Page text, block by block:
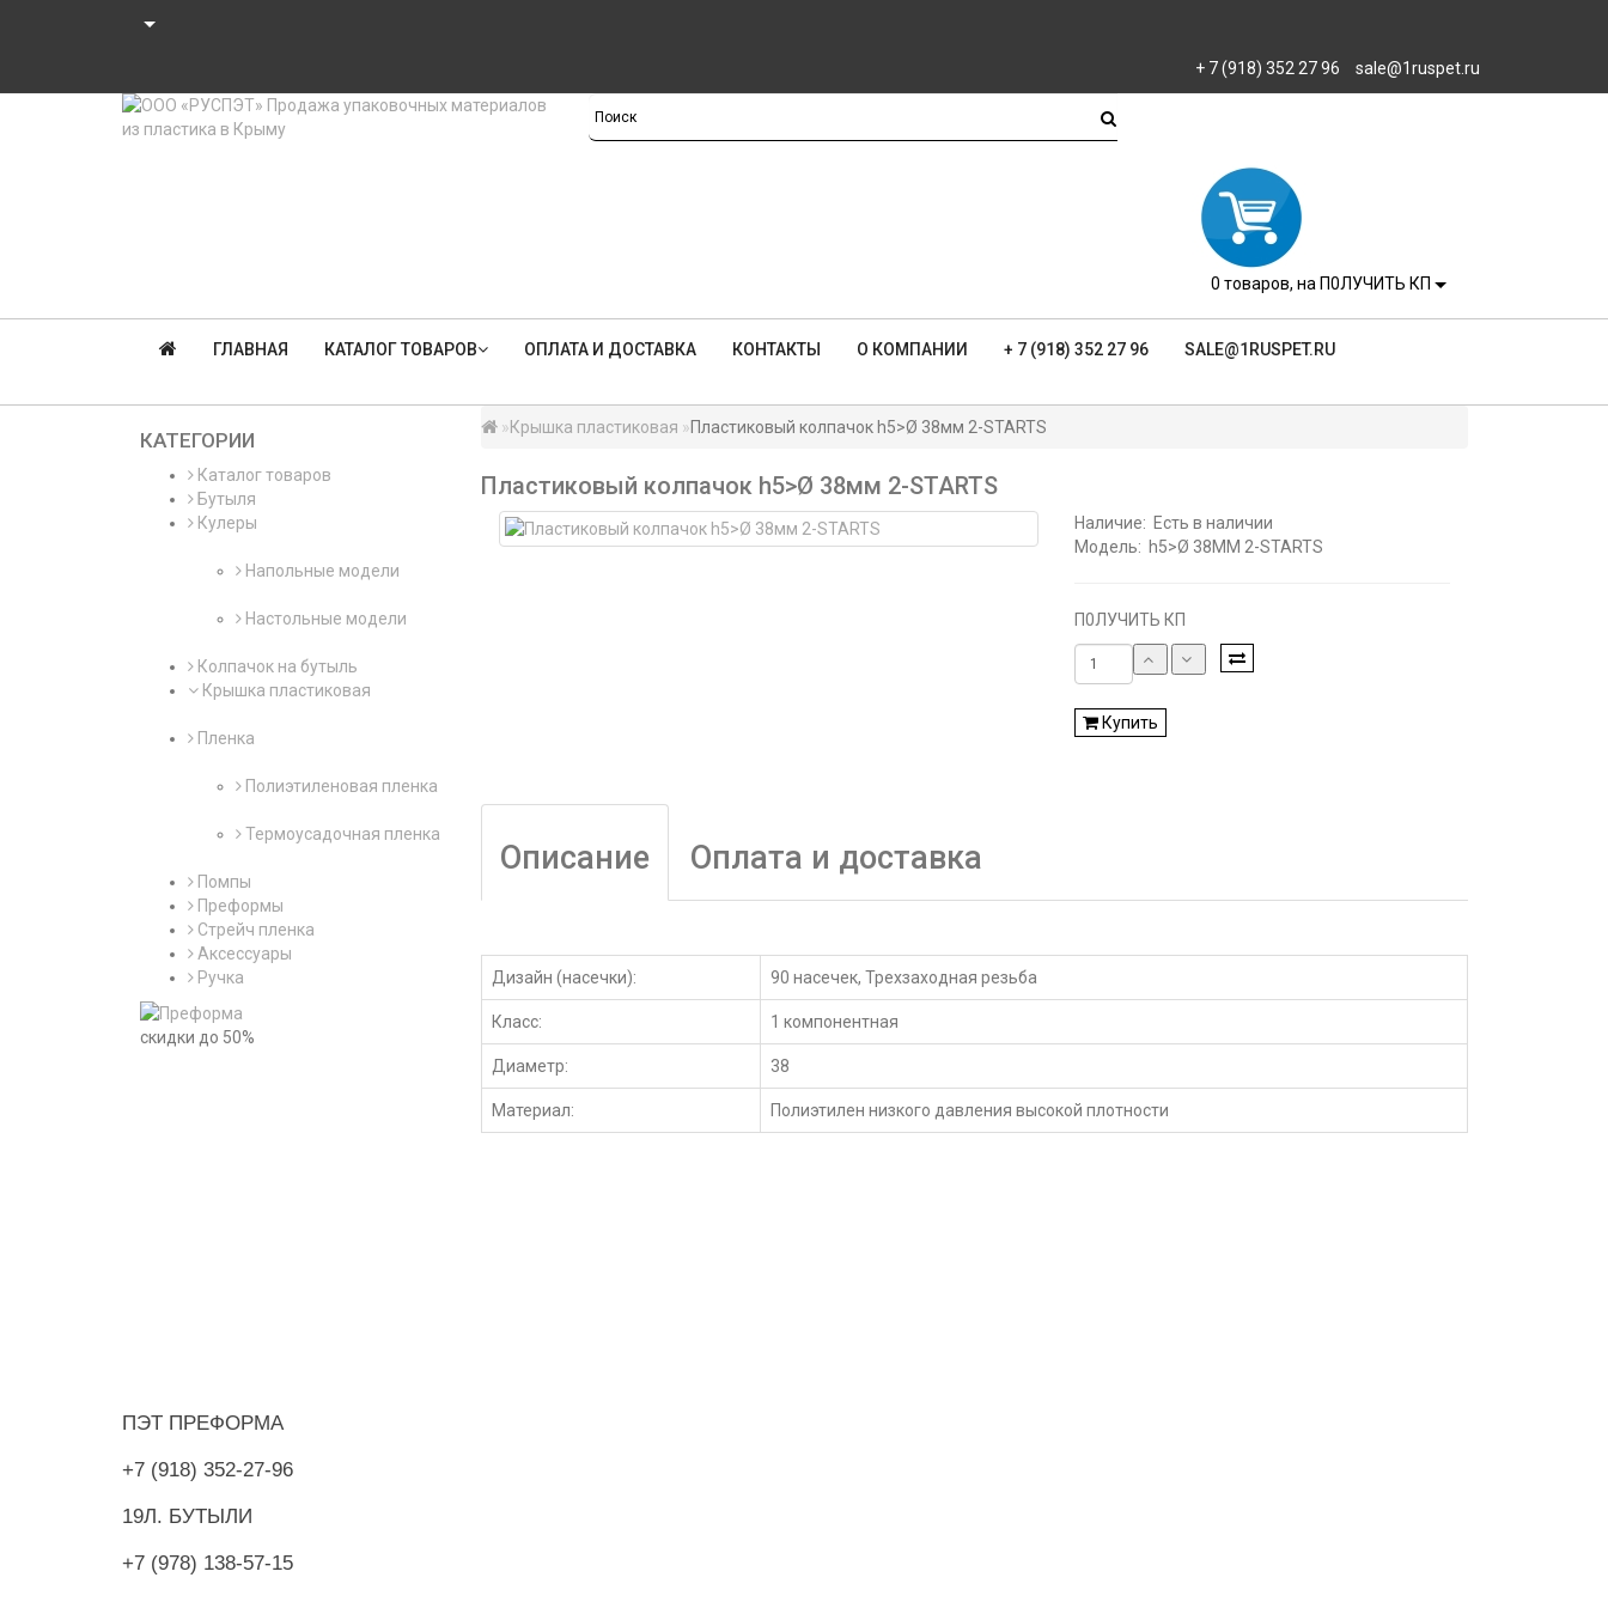
+ 7 (918) 352 27 96 sale@1ruspet.ru
0 товаров, на П0ЛУЧИТЬ КП
ГЛАВНАЯ КАТАЛОГ ТОВАРОВ ОПЛАТА И ДОСТАВКА КОНТАКТЫ О КОМПАНИИ + 7 (918) 352 27 96 SALE@1RUSPET.RU
КАТЕГОРИИ
Каталог товаров
Бутыля
Кулеры
Напольные модели
Настольные модели
Колпачок на бутыль
Крышка пластиковая
Пленка
Полиэтиленовая пленка
Термоусадочная пленка
Помпы
Преформы
Стрейч пленка
Аксессуары
Ручка
скидки до 50%
Крышка пластиковая Пластиковый колпачок h5>Ø 38мм 2-STARTS
Пластиковый колпачок h5>Ø 38мм 2-STARTS
Наличие: Есть в наличии
Модель: h5>Ø 38MM 2-STARTS
П0ЛУЧИТЬ КП
Купить
Описание Оплата и доставка
Дизайн (насечки): 90 насечек, Трехзаходная резьба
Класс: 1 компонентная
Диаметр: 38
Материал: Полиэтилен низкого давления высокой плотности
ПЭТ ПРЕФОРМА
+7 (918) 352-27-96
19Л. БУТЫЛИ
+7 (978) 138-57-15